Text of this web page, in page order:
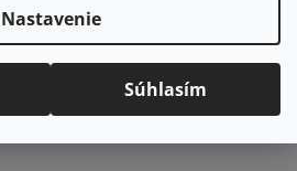
Nastavenie
Súhlasím
hodnotenia